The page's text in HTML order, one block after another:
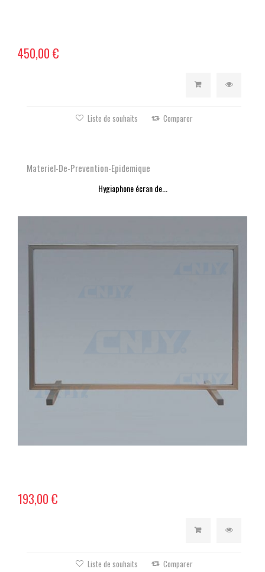
450,00 €
Liste de souhaits Comparer
Materiel-De-Prevention-Epidemique
Hygiaphone écran de...
193,00 €
Liste de souhaits Comparer